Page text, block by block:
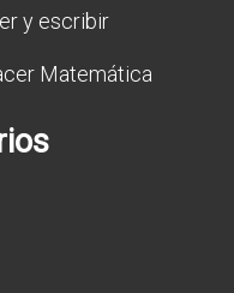
y escribir
Matemática